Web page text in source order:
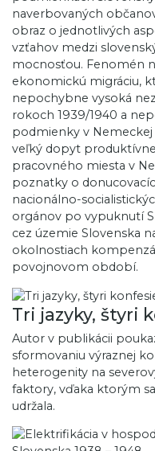
naverbovaných
obraz o jednotlivých
vzťahov medzi
mocnosťou. Fenomén
ekonomickú migráciu,
nepochybne vysoká
rokoch 1939/1940 a
podmienky v Nemeckej
veľký dopyt
pracovného miesta v
poznatky o
nacionálno-
orgánov po vypuknutí
cez územie Slovenska
okolnostiach
povojnovom období.
Tri jazyky, štyri
Autor v publikácii
sformovaniu výraznej
heterogenity na
faktory, vďaka ktorým
udržala.